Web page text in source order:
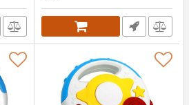
Артикул: 7435(Orange)